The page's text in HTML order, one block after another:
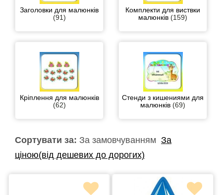
Заголовки для малюнків
(91)
Комплекти для виствки
малюнків (159)
Кріплення для малюнків
(62)
Стенди з кишениями для
малюнків (69)
Сортувати за: За замовчуванням За
ціною(від дешевих до дорогих)